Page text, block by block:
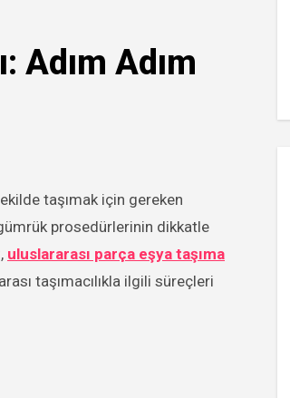
Adım Adım
prosedürlerinin dikkatle
uluslararası parça eşya taşıma
taşımacılıkla ilgili süreçleri